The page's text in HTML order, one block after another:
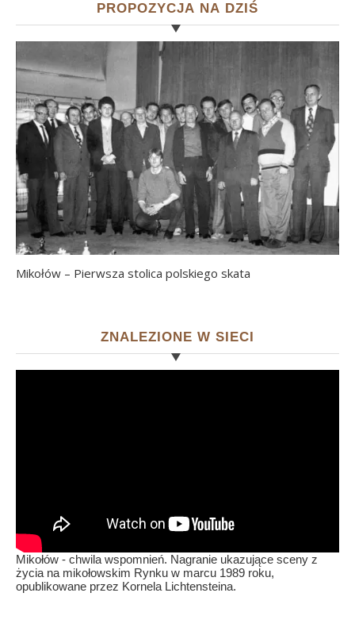
PROPOZYCJA NA DZIŚ
Mikołów – Pierwsza stolica polskiego skata
ZNALEZIONE W SIECI
Mikołów - chwila wspomnień. Nagranie ukazujące sceny z
życia na mikołowskim Rynku w marcu 1989 roku,
opublikowane przez Kornela Lichtensteina.